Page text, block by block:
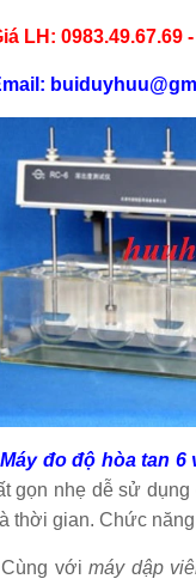
LH: 0983.49.67.69
Máy đo độ hòa tan 6
gọn nhẹ dễ sử
thời gian. Chức
với máy dập